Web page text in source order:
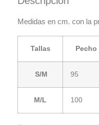
Medidas en cm. con la
Tallas Pecho
S/M 95
M/L 100